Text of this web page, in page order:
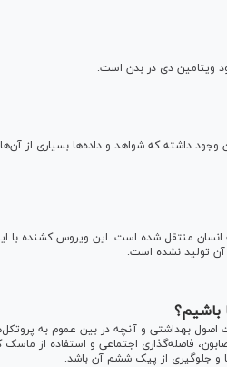
ویتامین دی در بدن است.
داشته که شواهد و داده‌ها بسیاری از آن‌ها را
منتقل شده است. این ویروس کشنده با
آن تولید نشده است.
باشیم؟
اصول بهداشتی و آنچه در بین عموم به
فاصله‌گذاری اجتماعی و استفاده از ماسک
و جلوگیری از پیک ششم آن باشد.